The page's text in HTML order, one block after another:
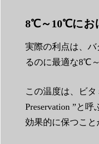
8℃～10℃にお
実際の利点は、
るのに最適な8℃
この温度は、ビ
Preservation ”と
効果的に保つこ